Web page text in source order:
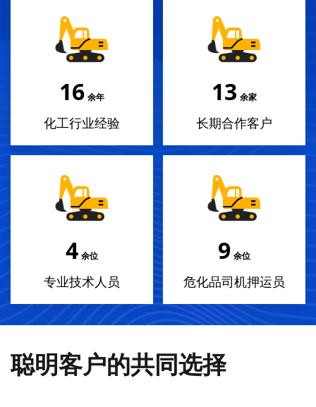
18 余年
化工行业经验
14 余家
长期合作客户
4 余位
专业技术人员
10 余位
危化品司机押运员
聪明客户的共同选择